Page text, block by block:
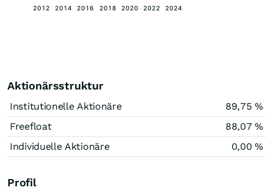
2012 2014 2016 2018 2020 2022 2024
Aktionärsstruktur
Institutionelle Aktionäre
89,75 %
Freefloat
88,07 %
Individuelle Aktionäre
0,00 %
Profil